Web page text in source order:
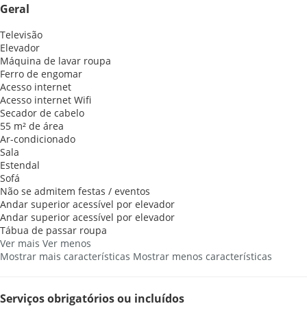
Geral
Televisão
Elevador
Máquina de lavar roupa
Ferro de engomar
Acesso internet
Acesso internet Wifi
Secador de cabelo
55 m² de área
Ar-condicionado
Sala
Estendal
Sofá
Não se admitem festas / eventos
Andar superior acessível por elevador
Andar superior acessível por elevador
Tábua de passar roupa
Ver mais Ver menos
Mostrar mais características Mostrar menos características
Serviços obrigatórios ou incluídos